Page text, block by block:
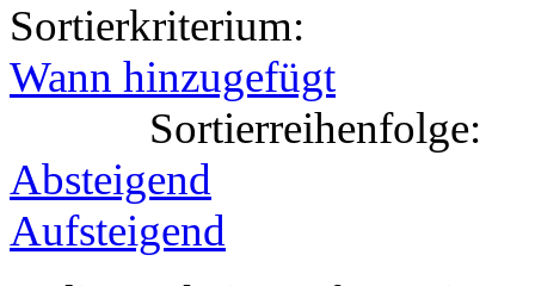
Sortierkriterium:
Wann hinzugefügt
Sortierreihenfolge:
Absteigend
Aufsteigend